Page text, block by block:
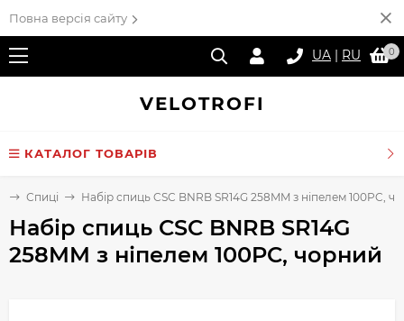
Повна версія сайту
UA | RU 0
VELOTROFI
КАТАЛОГ ТОВАРІВ
Спиці Набір спиць CSC BNRB SR14G 258MM з ніпелем 100PC,
Набір спиць CSC BNRB SR14G
258MM з ніпелем 100PC, чорний